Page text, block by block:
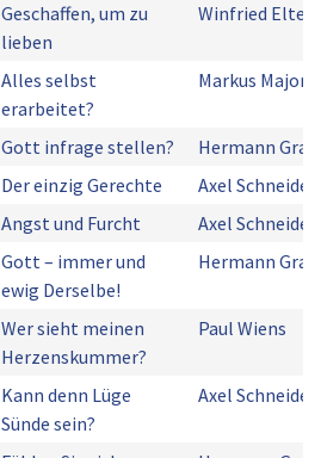
Geschaffen, um zu
lieben
Winfried Elter
Alles selbst
erarbeitet?
Markus
Gott infrage stellen? Hermann
Der einzig Gerechte Axel Schneider
Angst und Furcht Axel Schneider
Gott – immer und
ewig Derselbe!
Hermann
Wer sieht meinen
Herzenskummer?
Paul Wiens
Kann denn Lüge
Sünde sein?
Axel Schneider